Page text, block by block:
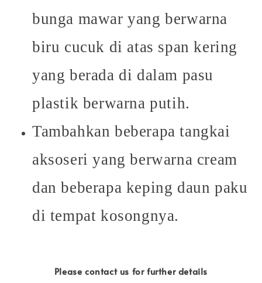
bunga mawar yang berwarna
biru cucuk di atas span kering
yang berada di dalam pasu
plastik berwarna putih.
Tambahkan beberapa tangkai
aksoseri yang berwarna cream
dan beberapa keping daun paku
di tempat kosongnya.
Please contact us for further details